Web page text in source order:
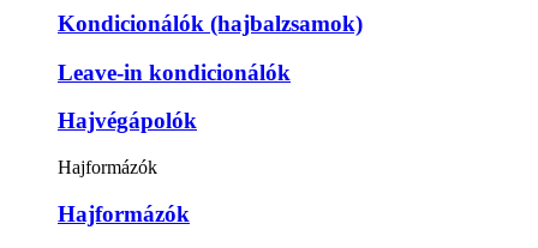
Kondicionálók (hajbalzsamok)
Leave-in kondicionálók
Hajvégápolók
Hajformázók
Hajformázók